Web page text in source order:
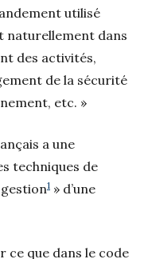
utilisé
naturellement dans
des activités,
de la sécurité
etc. »
a une
techniques de
1 » d’une
ce que dans le code